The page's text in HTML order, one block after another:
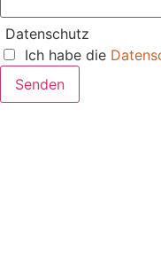
Datenschutz
Ich habe die
Senden